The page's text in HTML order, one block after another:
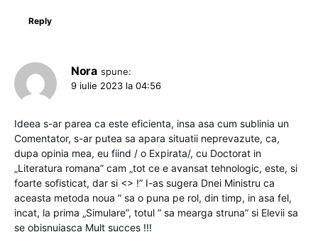
Reply
Nora spune:
9 iulie 2023 la 04:56
Ideea s-ar parea ca este eficienta, insa asa cum sublinia un
Comentator, s-ar putea sa apara situatii neprevazute, ca,
dupa opinia mea, eu fiind / o Expirata/, cu Doctorat in
„Literatura romana” cam „tot ce e avansat tehnologic, este, si
foarte sofisticat, dar si <> !” I-as sugera Dnei Ministru ca
aceasta metoda noua ” sa o puna pe rol, din timp, in asa fel,
incat, la prima „Simulare”, totul ” sa mearga struna” si Elevii sa
se obisnuiasca Mult succes !!!